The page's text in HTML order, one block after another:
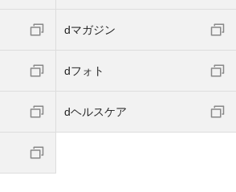
dマガジン
dフォト
dヘルスケア